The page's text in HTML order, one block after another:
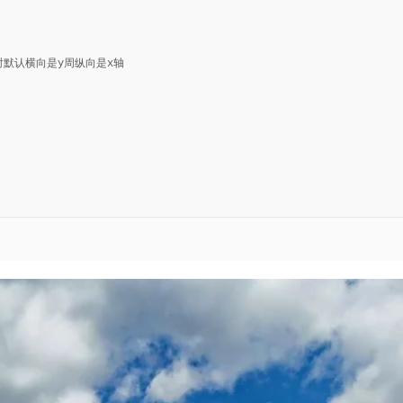
认横向是y周纵向是x轴